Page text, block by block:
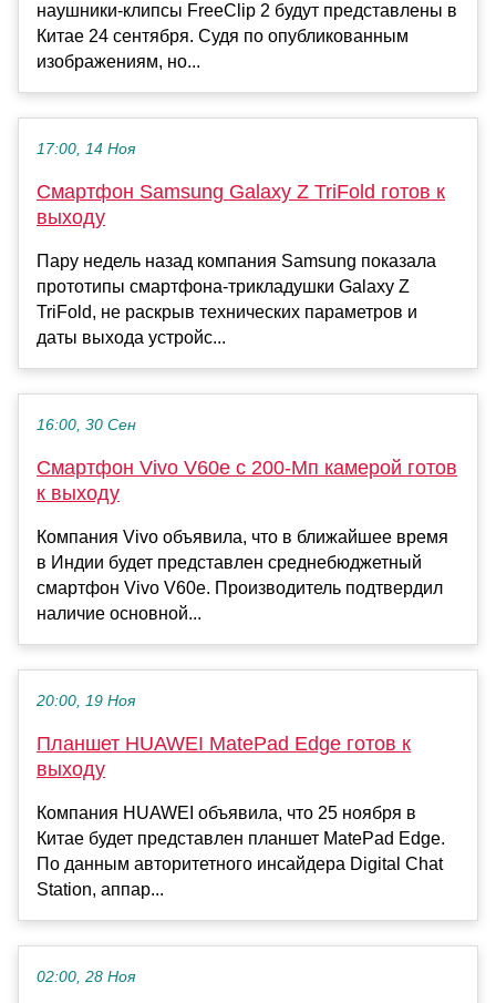
наушники-клипсы FreeClip 2 будут представлены в
Китае 24 сентября. Судя по опубликованным
изображениям, но...
17:00, 14 Ноя
Смартфон Samsung Galaxy Z TriFold готов к
выходу
Пару недель назад компания Samsung показала
прототипы смартфона-трикладушки Galaxy Z
TriFold, не раскрыв технических параметров и
даты выхода устройс...
16:00, 30 Сен
Смартфон Vivo V60e с 200-Мп камерой готов
к выходу
Компания Vivo объявила, что в ближайшее время
в Индии будет представлен среднебюджетный
смартфон Vivo V60e. Производитель подтвердил
наличие основной...
20:00, 19 Ноя
Планшет HUAWEI MatePad Edge готов к
выходу
Компания HUAWEI объявила, что 25 ноября в
Китае будет представлен планшет MatePad Edge.
По данным авторитетного инсайдера Digital Chat
Station, аппар...
02:00, 28 Ноя